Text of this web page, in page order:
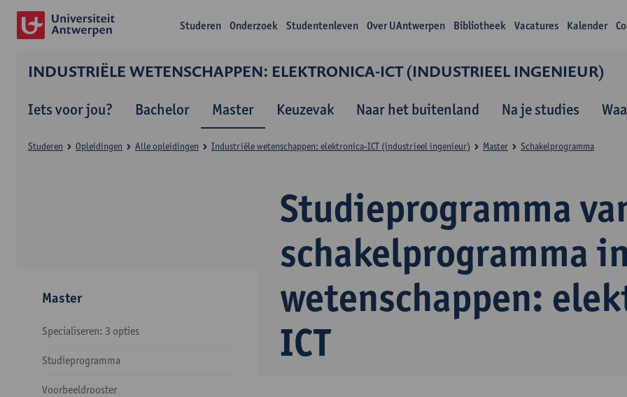
Studeren Onderzoek Studentenleven Over UAntwerpen Bibliotheek Vacatures Kalender
INDUSTRIËLE WETENSCHAPPEN: ELEKTRONICA-ICT (INDUSTRIEEL INGENIEUR)
Iets voor jou? Bachelor Master Keuzevak Naar het buitenland Na je studies
Studieprogramma
schakelprogramma
wetenschappen:
ICT
Studeren Opleidingen Alle opleidingen Industriële wetenschappen: elektronica-ICT (industrieel ingenieur) Master Schakelprogramma
Master
Specialiseren: 3 opties
Studieprogramma
Voorbeeldrooster